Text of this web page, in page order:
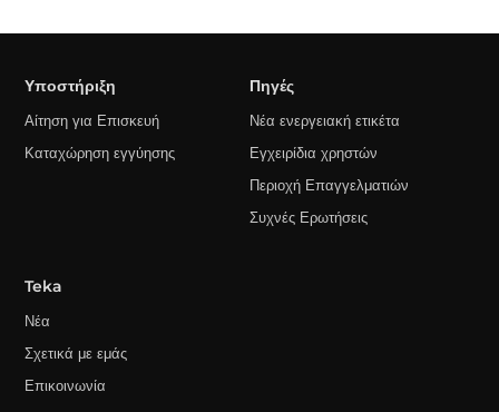
Υποστήριξη
Αίτηση για Επισκευή
Καταχώρηση εγγύησης
Πηγές
Νέα ενεργειακή ετικέτα
Εγχειρίδια χρηστών
Περιοχή Επαγγελματιών
Συχνές Ερωτήσεις
Teka
Νέα
Σχετικά με εμάς
Επικοινωνία